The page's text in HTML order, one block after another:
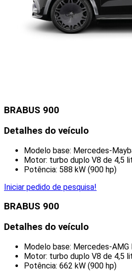
BRABUS 900
Detalhes do veículo
Modelo base: Mercedes-
Motor: turbo duplo V8 de 4,5
Potência: 588 kW (900 hp)
Iniciar pedido de pesquisa!
BRABUS 900
Detalhes do veículo
Modelo base: Mercedes-AMG
Motor: turbo duplo V8 de 4,5
Potência: 662 kW (900 hp)